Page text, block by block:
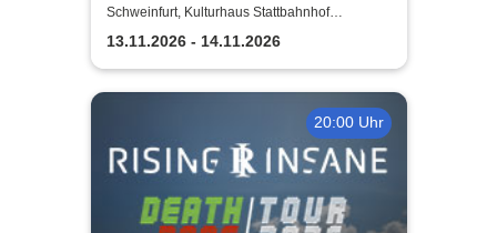
Schweinfurt, Kulturhaus Stattbahnhof
Schweinfurt
13.11.2026 - 14.11.2026
20:00 Uhr